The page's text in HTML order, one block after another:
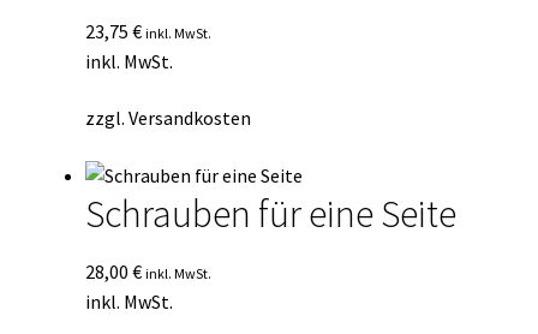
23,75 € inkl. MwSt.
inkl. MwSt.
zzgl. Versandkosten
Schrauben für eine Seite
28,00 € inkl. MwSt.
inkl. MwSt.